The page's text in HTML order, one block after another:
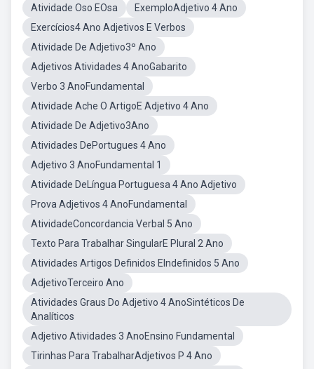
Atividade Oso EOsa
ExemploAdjetivo 4 Ano
Exercícios4 Ano Adjetivos E Verbos
Atividade De Adjetivo3º Ano
Adjetivos Atividades 4 AnoGabarito
Verbo 3 AnoFundamental
Atividade Ache O ArtigoE Adjetivo 4 Ano
Atividade De Adjetivo3Ano
Atividades DePortugues 4 Ano
Adjetivo 3 AnoFundamental 1
Atividade DeLíngua Portuguesa 4 Ano Adjetivo
Prova Adjetivos 4 AnoFundamental
AtividadeConcordancia Verbal 5 Ano
Texto Para Trabalhar SingularE Plural 2 Ano
Atividades Artigos Definidos EIndefinidos 5 Ano
AdjetivoTerceiro Ano
Atividades Graus Do Adjetivo 4 AnoSintéticos De
Analíticos
Adjetivo Atividades 3 AnoEnsino Fundamental
Tirinhas Para TrabalharAdjetivos P 4 Ano